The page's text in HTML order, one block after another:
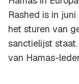
Rashed is in
het sturen van
sanctielijst
van Hamas-